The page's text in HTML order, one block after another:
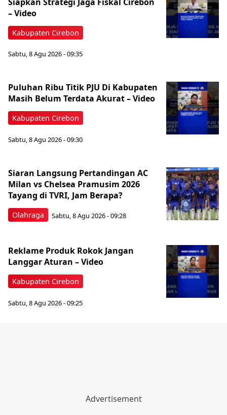
Kabupaten Cirebon
– Video
Sabtu, 8 Agu 2026 - 09:35
Kabupaten Cirebon
‎Puluhan Ribu Titik PJU Di Kabupaten
Masih Belum Terdata Akurat – Video
Sabtu, 8 Agu 2026 - 09:30
Olahraga
Siaran Langsung Pertandingan AC
Milan vs Chelsea Pramusim 2026
Tayang di TVRI, Jam Berapa?
Sabtu, 8 Agu 2026 - 09:28
Kabupaten Cirebon
‎Reklame Produk Rokok Jangan
Langgar Aturan – Video
Sabtu, 8 Agu 2026 - 09:25